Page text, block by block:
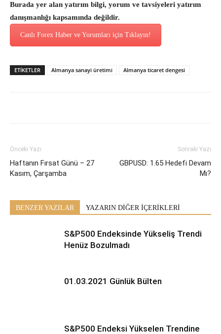
Burada yer alan yatırım bilgi, yorum ve tavsiyeleri yatırım
danışmanlığı kapsamında değildir.
Canlı Forex Haber ve Yorumları için Tıklayın!
ETİKETLER Almanya sanayi üretimi Almanya ticaret dengesi
Önceki Yazı
Haftanın Fırsat Günü – 27
Kasım, Çarşamba
Sonraki Yazı
GBPUSD: 1.65 Hedefi Devam
Mı?
BENZER YAZILAR YAZARIN DİĞER İÇERİKLERİ
S&P500 Endeksinde Yükseliş Trendi
Henüz Bozulmadı
01.03.2021 Günlük Bülten
S&P500 Endeksi Yükselen Trendine